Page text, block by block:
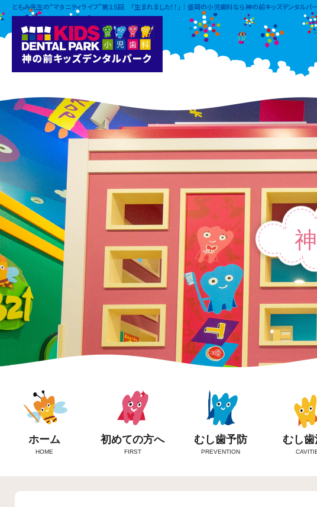
ともみ先生の“マタニティライフ”第１５回 「生まれました！！」｜盛岡の小児歯科なら神の前キッズデンタルパ
ホーム
HOME
初めての方へ
FIRST
むし歯予防
PREVENTION
むし